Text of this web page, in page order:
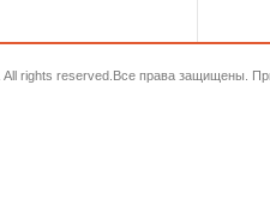
. All rights reserved.Все права защищены.